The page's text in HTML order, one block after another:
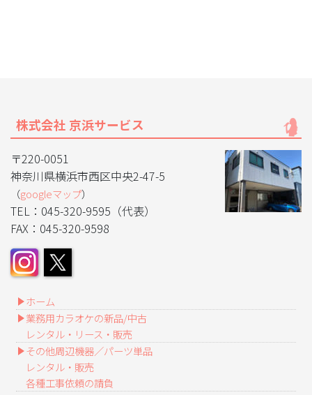
株式会社 京浜サービス
〒220-0051
神奈川県横浜市西区中央2-47-5
（googleマップ）
TEL：045-320-9595（代表）
FAX：045-320-9598
ホーム
業務用カラオケの新品/中古
レンタル・リース・販売
その他周辺機器／パーツ単品
レンタル・販売
各種工事依頼の請負